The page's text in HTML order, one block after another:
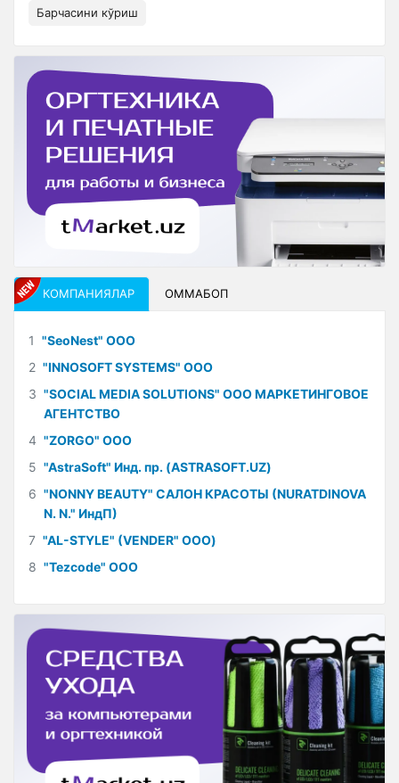
Барчасини кўриш
КОМПАНИЯЛАР ОММАБОП
1 "SeoNest" ООО
2 "INNOSOFT SYSTEMS" ООО
3 "SOCIAL MEDIA SOLUTIONS" ООО МАРКЕТИНГОВОЕ
АГЕНТСТВО
4 "ZORGO" ООО
5 "AstraSoft" Инд. пр. (ASTRASOFT.UZ)
6 "NONNY BEAUTY" САЛОН КРАСОТЫ (NURATDINOVA
N. N." ИндП)
7 "AL-STYLE" (VENDER" ООО)
8 "Tezcode" ООО